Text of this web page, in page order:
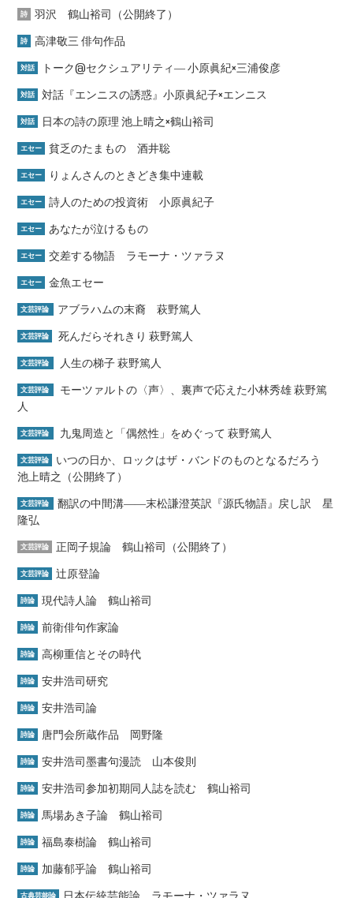
詩 羽沢 鶴山裕司（公開終了）
詩 高津敬三 俳句作品
対話 トーク@セクシュアリティ― 小原眞紀×三浦俊彦
対話 対話『エンニスの誘惑』小原眞紀子×エンニス
対話 日本の詩の原理 池上晴之×鶴山裕司
エセー 貧乏のたまもの 酒井聡
エセー りょんさんのときどき集中連載
エセー 詩人のための投資術 小原眞紀子
エセー あなたが泣けるもの
エセー 交差する物語 ラモーナ・ツァラヌ
エセー 金魚エセー
文芸評論 アブラハムの末裔 萩野篤人
文芸評論 死んだらそれきり 萩野篤人
文芸評論 人生の梯子 萩野篤人
文芸評論
モーツァルトの〈声〉、裏声で応えた小林秀雄 萩野篤
人
文芸評論 九鬼周造と「偶然性」をめぐって 萩野篤人
文芸評論
いつの日か、ロックはザ・バンドのものとなるだろう
池上晴之（公開終了）
文芸評論
翻訳の中間溝――末松謙澄英訳『源氏物語』戻し訳 星
隆弘
文芸評論 正岡子規論 鶴山裕司（公開終了）
文芸評論 辻原登論
詩論 現代詩人論 鶴山裕司
詩論 前衛俳句作家論
詩論 高柳重信とその時代
詩論 安井浩司研究
詩論 安井浩司論
詩論 唐門会所蔵作品 岡野隆
詩論 安井浩司墨書句漫読 山本俊則
詩論 安井浩司参加初期同人誌を読む 鶴山裕司
詩論 馬場あき子論 鶴山裕司
詩論 福島泰樹論 鶴山裕司
詩論 加藤郁乎論 鶴山裕司
古典芸能論